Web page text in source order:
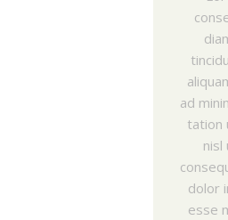
ad
tation
nisl
dolor
esse